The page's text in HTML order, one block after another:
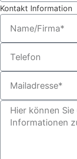
Kontakt Information